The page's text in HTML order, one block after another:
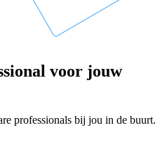
voor jouw
professionals bij jou in de buurt.